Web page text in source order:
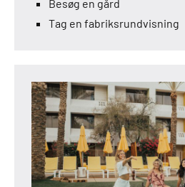
Besøg en gård
Tag en fabriksrundvisning